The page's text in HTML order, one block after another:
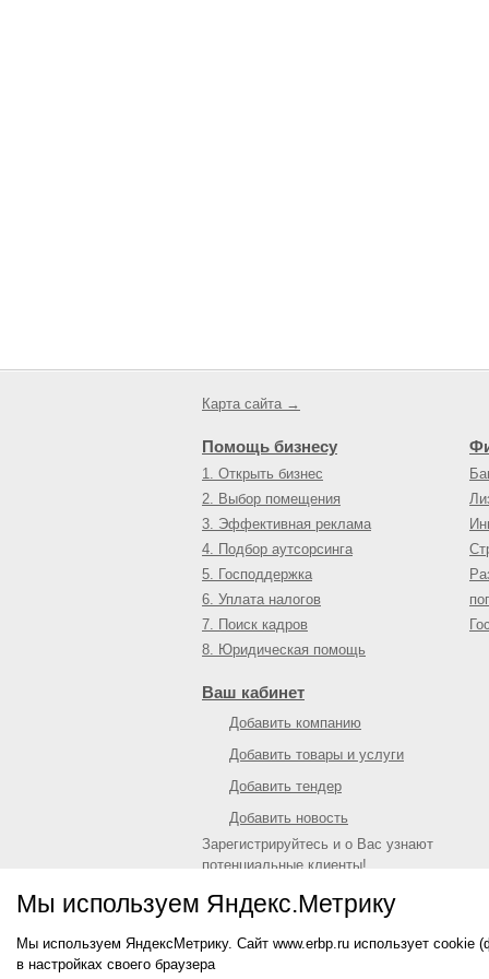
Мы используем Яндекс.Метрику
Мы используем ЯндексМетрику. Сайт www.erbp.ru использует
в настройках своего браузера
Карта сайта →
Помощь бизнесу
1. Открыть бизнес
2. Выбор помещения
3. Эффективная реклама
4. Подбор аутсорсинга
5. Господдержка
6. Уплата налогов
7. Поиск кадров
8. Юридическая помощь
Ваш кабинет
Добавить компанию
Добавить товары и услуги
Добавить тендер
Добавить новость
Зарегистрируйтесь и о Вас узнают
потенциальные клиенты!
© 2009—2026Единый республиканский
О портале